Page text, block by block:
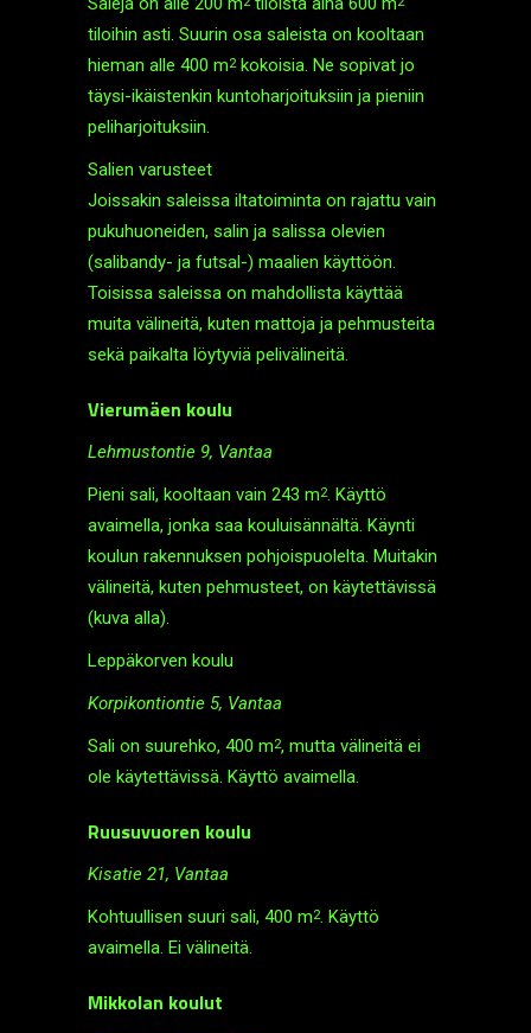
tiloihin asti. Suurin osa saleista on kooltaan
hieman alle 400 m2kokoisia. Ne sopivat jo
täysi-ikäistenkin kunto­harjoituksiin ja pieniin
peli­harjoituksiin.
Salien varusteet
Joissakin saleissa ilta­toiminta on rajattu vain
pukuhuoneiden, salin ja salissa olevien
(salibandy- ja futsal-) maalien käyttöön.
Toisissa saleissa on mahdollista käyttää
muita välineitä, kuten mattoja ja pehmusteita
sekä paikalta löytyviä peli­välineitä.
Vierumäen koulu
Lehmustontie 9, Vantaa
Pieni sali, kooltaan vain 243 m2. Käyttö
avaimella, jonka saa kouluisännältä. Käynti
koulun rakennuksen pohjois­puolelta. Muitakin
välineitä, kuten pehmusteet, on käytettävissä
(kuva alla).
Leppäkorven koulu
Korpikontiontie 5, Vantaa
Sali on suurehko, 400 m2, mutta välineitä ei
ole käytettävissä. Käyttö avaimella.
Ruusuvuoren koulu
Kisatie 21, Vantaa
Kohtuullisen suuri sali, 400 m2. Käyttö
avaimella. Ei välineitä.
Mikkolan koulut